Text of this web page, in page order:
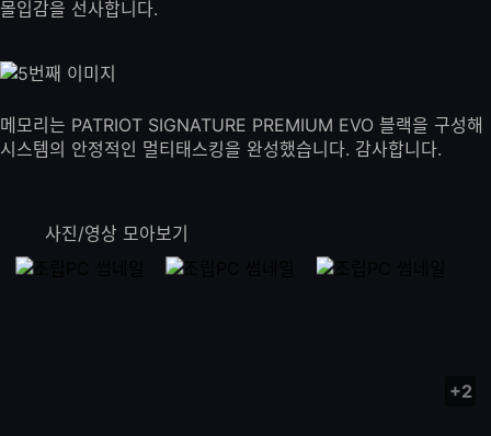
몰입감을 선사합니다.
메모리는 PATRIOT SIGNATURE PREMIUM EVO 블랙을 구성해
시스템의 안정적인 멀티태스킹을 완성했습니다. 감사합니다.
사진/영상 모아보기
사
+2